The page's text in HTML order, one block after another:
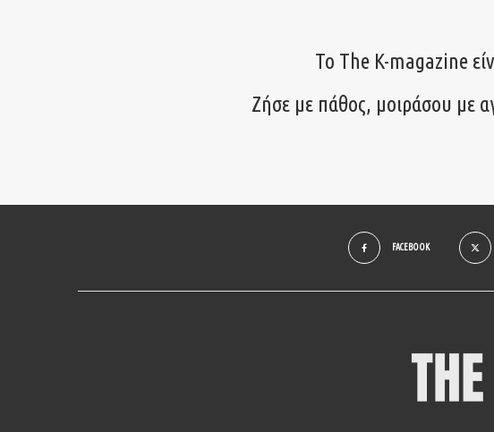
Το The K-magazine
Ζήσε με πάθος, μοιράσου με
FACEBOOK